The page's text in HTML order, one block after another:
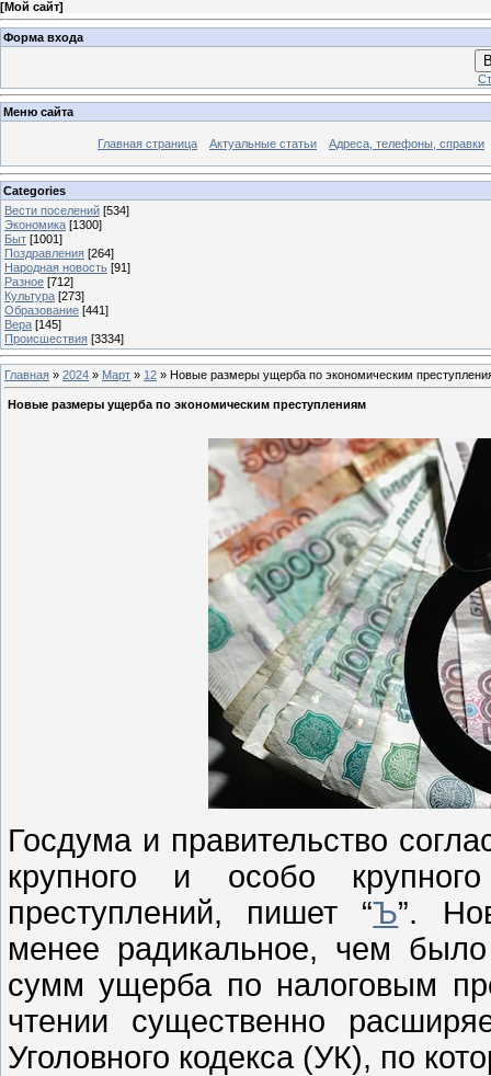
[Мой сайт]
Форма входа
Меню сайта
Главная страница Актуальные статьи Адреса, телефоны, справки
Categories
Вести поселений [534]
Экономика [1300]
Быт [1001]
Поздравления [264]
Народная новость [91]
Разное [712]
Культура [273]
Образование [441]
Вера [145]
Происшествия [3334]
Главная » 2024 » Март » 12 » Новые размеры ущерба по экономическим
Новые размеры ущерба по экономическим преступлениям
Госдума и правительство
крупного и особо
преступлений, пишет “Ъ”.
менее радикальное, чем
сумм ущерба по налоговым
чтении существенно
Уголовного кодекса (УК), по